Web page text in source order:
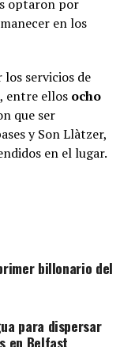
la
Calvià
2026
optaron por
en los
servicios de
, entre ellos ocho
que ser
y Son Llàtzer,
en el lugar.
billonario del
para dispersar
en Belfast